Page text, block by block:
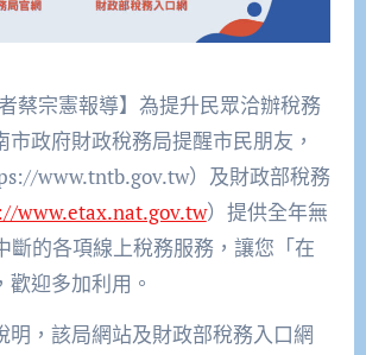
蔡宗憲報導】為提升民眾洽辦稅務
市政府財政稅務局提醒市民朋友，
www.tntb.gov.tw）及財政部稅務
www.etax.nat.gov.tw）提供全年無
斷的各項線上稅務服務，讓您「在
歡迎多加利用。
明，該局網站及財政部稅務入口網